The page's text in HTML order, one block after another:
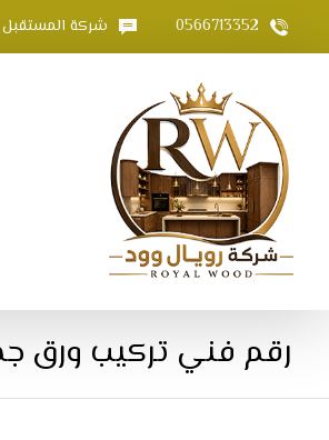
0566713352 شركة المستقبل
رقم فني تركيب ورق